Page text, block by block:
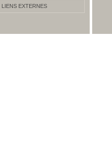
LIENS EXTERNES